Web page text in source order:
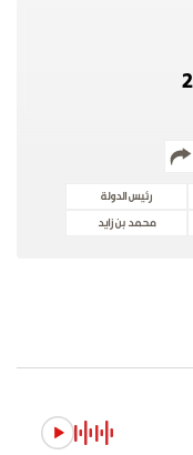
رئيس الدولة
محمد بن زايد